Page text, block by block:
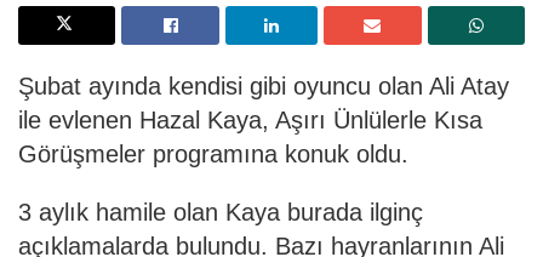
Şubat ayında kendisi gibi oyuncu olan Ali Atay
ile evlenen Hazal Kaya, Aşırı Ünlülerle Kısa
Görüşmeler programına konuk oldu.
3 aylık hamile olan Kaya burada ilginç
açıklamalarda bulundu. Bazı hayranlarının Ali